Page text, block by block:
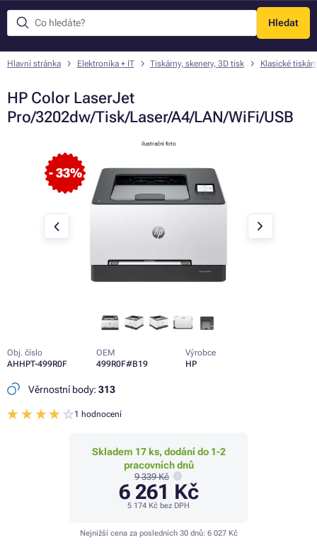
Hledat
Menu
Hlavní stránka Elektronika + IT Tiskárny, skenery, 3D tisk Klasické
HP Color LaserJet
Pro/3202dw/Tisk/Laser/A4/LAN/WiFi/USB
- 33%
ilustrační foto
Obj. číslo
AHHPT-499R0F
OEM
499R0F#B19
Výrobce
HP
Věrnostní body: 313
1 hodnocení
Skladem 17 ks, dodání do 1-2
pracovních dnů
9 339 Kč
6 261 Kč
5 174 Kč bez DPH
Nejnižší cena za posledních 30 dnů: 6 027 Kč